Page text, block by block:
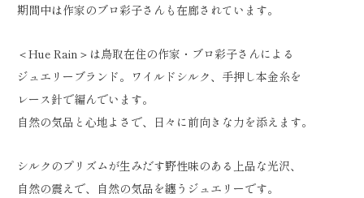
期間中は作家のブロ彩子さんも在廊されています。
＜Hue Rain＞は鳥取在住の作家・ブロ彩子さんによる
ジュエリーブランド。ワイルドシルク、手押し本金糸を
レース針で編んでいます。
自然の気品と心地よさで、日々に前向きな力を添えます。
シルクのプリズムが生みだす野性味のある上品な光沢、
自然の震えで、自然の気品を纏うジュエリーです。